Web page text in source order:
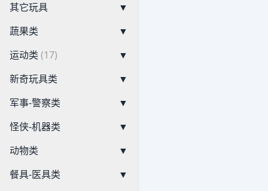
其它玩具
▼
蔬果类
▼
运动类 (17)
▼
新奇玩具类
▼
军事-警察类
▼
怪侠-机器类
▼
动物类
▼
餐具-医具类
▼